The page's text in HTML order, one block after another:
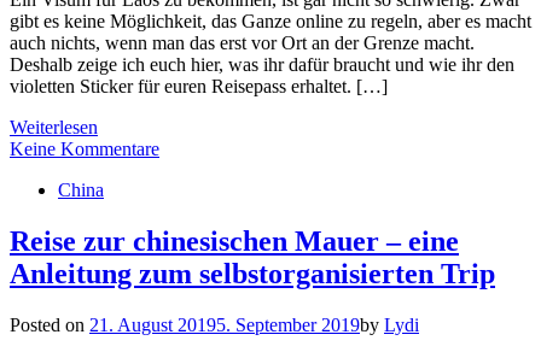
gibt es keine Möglichkeit, das Ganze online zu regeln, aber es macht
auch nichts, wenn man das erst vor Ort an der Grenze macht.
Deshalb zeige ich euch hier, was ihr dafür braucht und wie ihr den
violetten Sticker für euren Reisepass erhaltet. […]
Weiterlesen
Keine Kommentare
China
Reise zur chinesischen Mauer – eine
Anleitung zum selbstorganisierten Trip
Posted on 21. August 20195. September 2019by Lydi